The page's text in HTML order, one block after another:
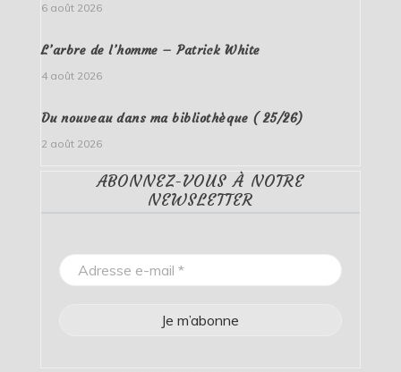
6 août 2026
L’arbre de l’homme – Patrick White
4 août 2026
Du nouveau dans ma bibliothèque ( 25/26)
2 août 2026
ABONNEZ-VOUS À NOTRE
NEWSLETTER